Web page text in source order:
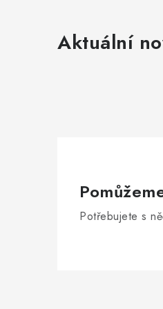
Aktuální
Potřebujete s